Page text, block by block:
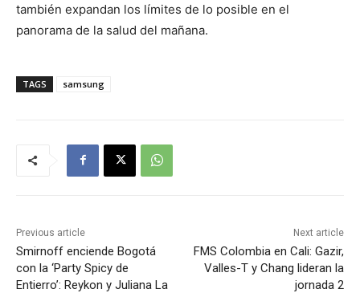
también expandan los límites de lo posible en el
panorama de la salud del mañana.
TAGS samsung
Previous article
Smirnoff enciende Bogotá
con la ‘Party Spicy de
Entierro’: Reykon y Juliana La
Next article
FMS Colombia en Cali: Gazir,
Valles-T y Chang lideran la
jornada 2